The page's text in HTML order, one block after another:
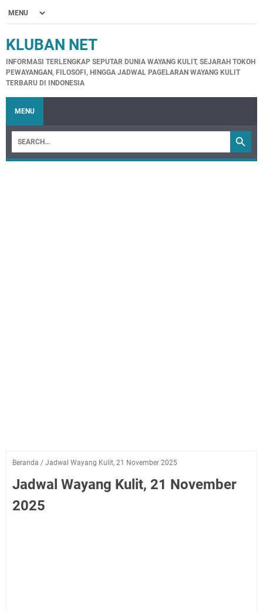
KLUBAN NET
INFORMASI TERLENGKAP SEPUTAR DUNIA WAYANG KULIT, SEJARAH TOKOH
PEWAYANGAN, FILOSOFI, HINGGA JADWAL PAGELARAN WAYANG KULIT
TERBARU DI INDONESIA
MENU
Beranda / Jadwal Wayang Kulit, 21 November 2025
Jadwal Wayang Kulit, 21 November
2025